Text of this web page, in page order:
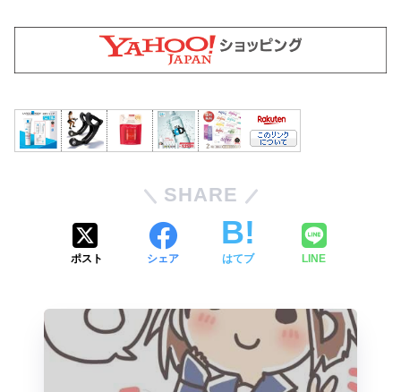
SHARE
ポスト シェア はてブ LINE